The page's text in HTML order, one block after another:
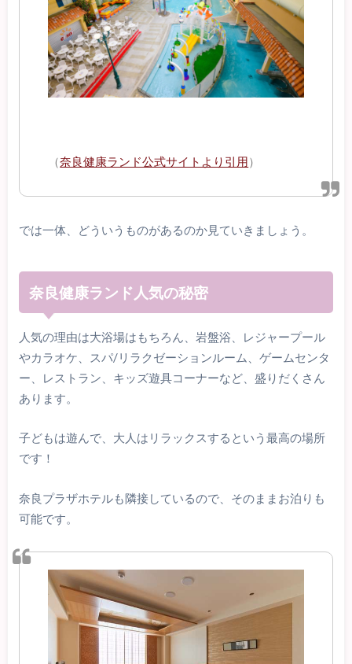
（奈良健康ランド公式サイトより引用）
では一体、どういうものがあるのか見ていきましょう。
奈良健康ランド人気の秘密
人気の理由は大浴場はもちろん、岩盤浴、レジャープール
やカラオケ、スパ/リラクゼーションルーム、ゲームセンタ
ー、レストラン、キッズ遊具コーナーなど、盛りだくさん
あります。
子どもは遊んで、大人はリラックスするという最高の場所
です！
奈良プラザホテルも隣接しているので、そのままお泊りも
可能です。